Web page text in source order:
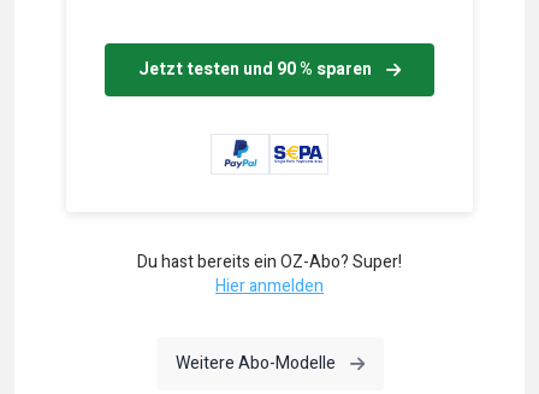
Jetzt testen und 90 % sparen
Du hast bereits ein OZ-Abo? Super!
Hier anmelden
Weitere Abo-Modelle